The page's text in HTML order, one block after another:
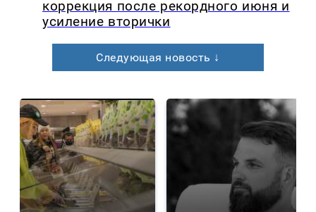
коррекция после рекордного июня и
усиление вторички
Следующая новость ↓